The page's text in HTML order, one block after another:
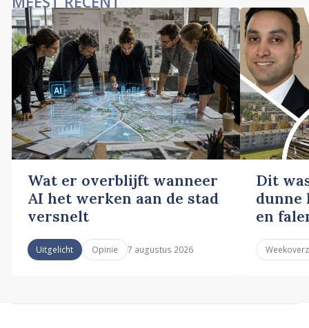
Wat er overblijft wanneer
AI het werken aan de stad
versnelt
Uitgelicht Opinie 7 augustus 2026
Dit
dunne
en